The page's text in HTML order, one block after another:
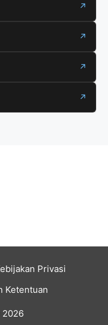
↗
↗
↗
↗
Privasi
Ketentuan
2026